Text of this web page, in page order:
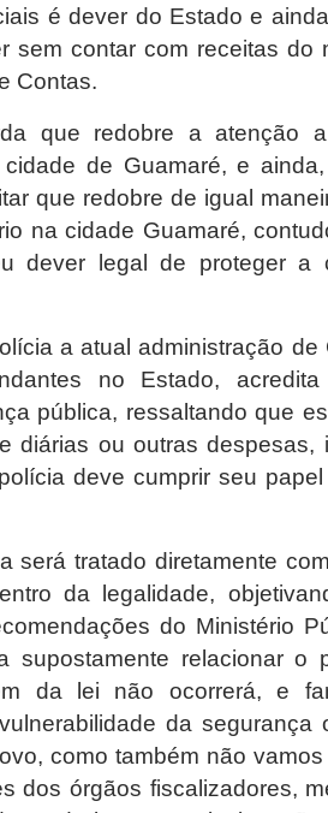
é dever do Estado e
sem contar com receitas do
Contas.
que redobre a atenção
de Guamaré, e
que redobre de igual
na cidade Guamaré,
dever legal de proteger
a atual administração de
no Estado,
pública, ressaltando que
diárias ou outras despesas,
deve cumprir seu
será tratado diretamente
da legalidade,
do Ministério
supostamente relacionar o
da lei não ocorrerá, e
da segurança
como também não
dos órgãos fiscalizadores,